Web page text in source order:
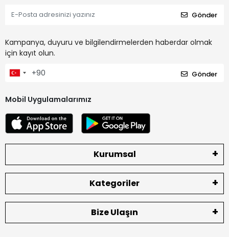
Gönder
Kampanya, duyuru ve bilgilendirmelerden haberdar olmak
için kayıt olun.
Gönder
Mobil Uygulamalarımız
Kurumsal
Kategoriler
Bize Ulaşın